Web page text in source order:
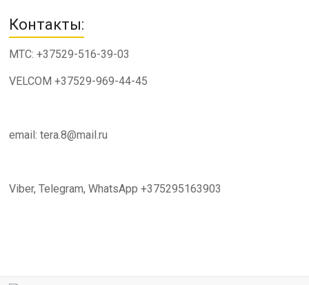
Контакты:
МТС: +37529-516-39-03
VELCOM +37529-969-44-45
email: tera.8@mail.ru
Viber, Telegram, WhatsApp +375295163903